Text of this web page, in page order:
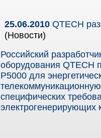
25.06.2010 QTECH
(Новости)
Российский
оборудования QTECH
P5000 для
специфических
электрогенерирующих